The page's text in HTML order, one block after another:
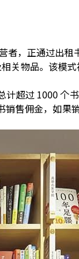
者，正通过出租
关物品。该模
计超过 1000 个
售佣金，如果